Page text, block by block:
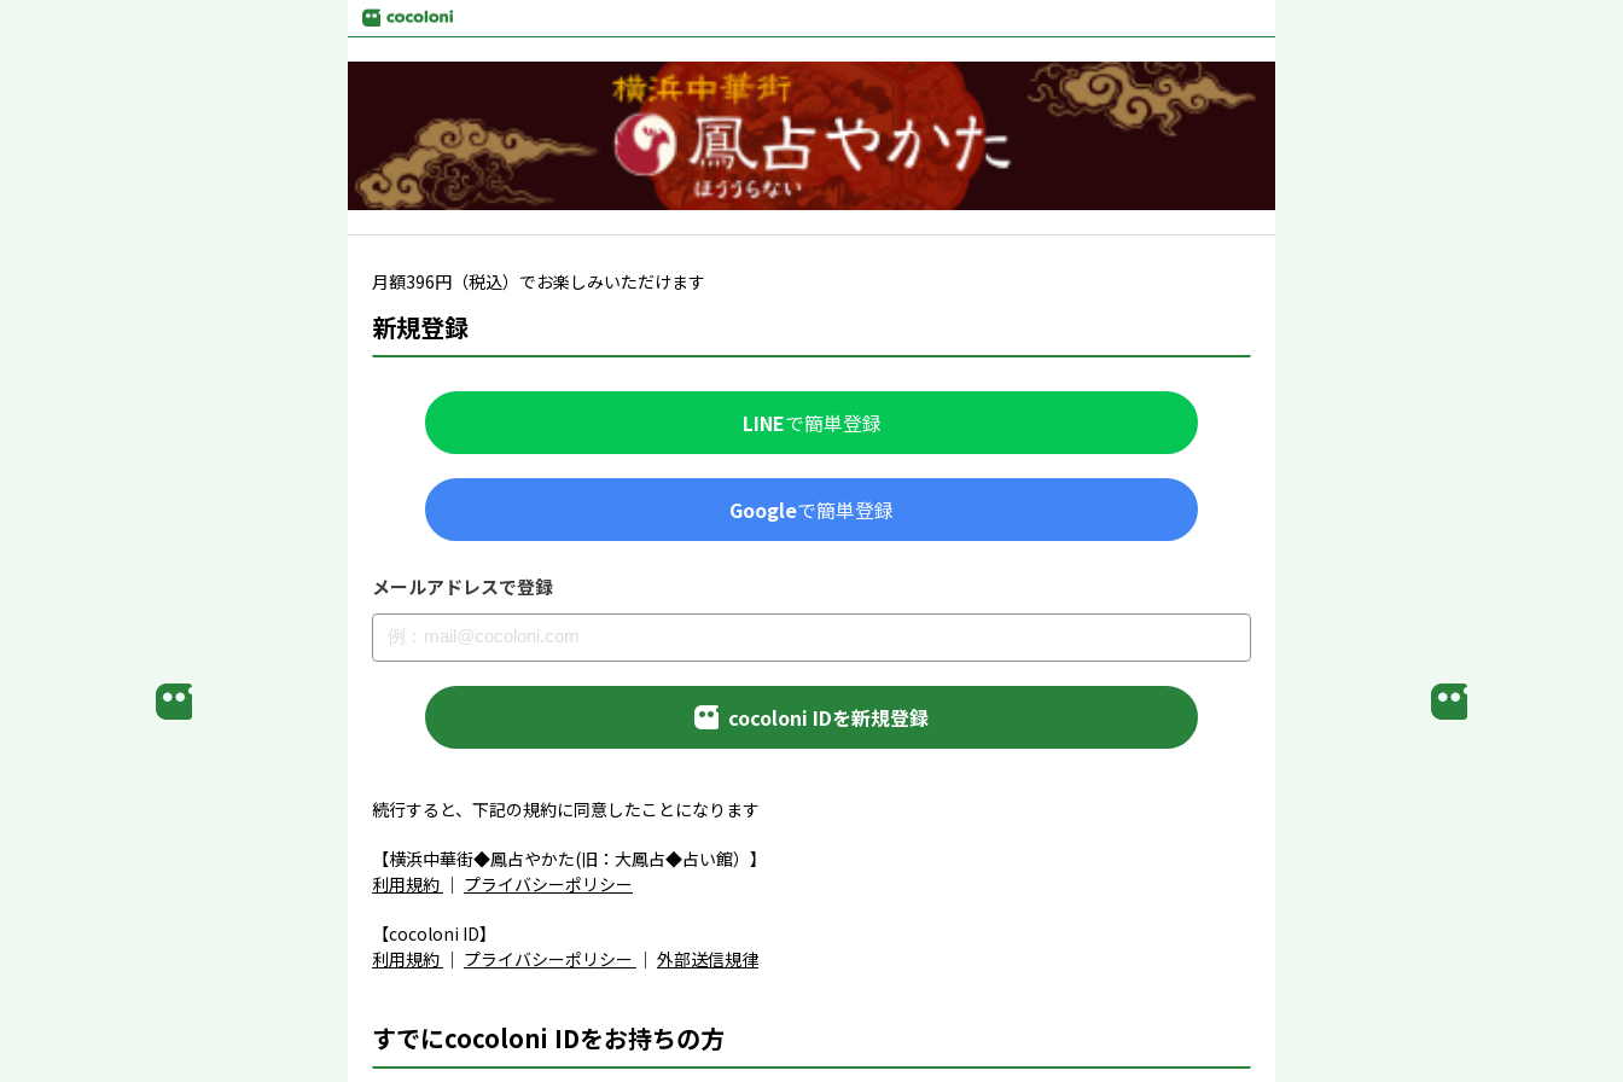
月額396円（税込）でお楽しみいただけます
新規登録
LINEで簡単登録
Googleで簡単登録
メールアドレスで登録
cocoloni IDを新規登録
続行すると、下記の規約に同意したことになります
【横浜中華街◆鳳占やかた(旧：大鳳占◆占い館）】
利用規約 ｜ プライバシーポリシー
【cocoloni ID】
利用規約 ｜ プライバシーポリシー ｜ 外部送信規律
すでにcocoloni IDをお持ちの方